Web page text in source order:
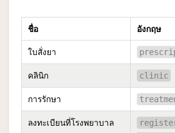
ชื่อ อังกฤษ
ใบสั่งยา
คลินิก clinic
การรักษา
ลงทะเบียนที่โรงพยาบาล